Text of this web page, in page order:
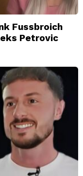
Fussbroich
Petrovic